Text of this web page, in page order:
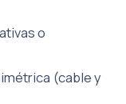
o
(cable y